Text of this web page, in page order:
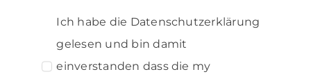
Ich habe die Datenschutzerklärung
gelesen und bin damit
einverstanden dass die my